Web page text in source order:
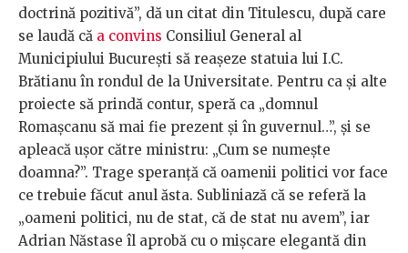
doctrină pozitivă”, dă un citat din Titulescu, după care
se laudă că a convins Consiliul General al
Municipiului București să reașeze statuia lui I.C.
Brătianu în rondul de la Universitate. Pentru ca și alte
proiecte să prindă contur, speră ca „domnul
Romașcanu să mai fie prezent și în guvernul…”, și se
apleacă ușor către ministru: „Cum se numește
doamna?”. Trage speranță că oamenii politici vor face
ce trebuie făcut anul ăsta. Subliniază că se referă la
„oameni politici, nu de stat, că de stat nu avem”, iar
Adrian Năstase îl aprobă cu o mișcare elegantă din